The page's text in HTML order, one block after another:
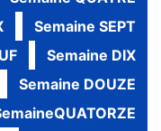
Semaine SEPT
Semaine DIX
Semaine DOUZE